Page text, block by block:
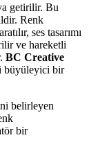
getirilir. Bu
Renk
ses tasarımı
ve hareketli
BC Creative
büyüleyici bir
belirleyen
bir